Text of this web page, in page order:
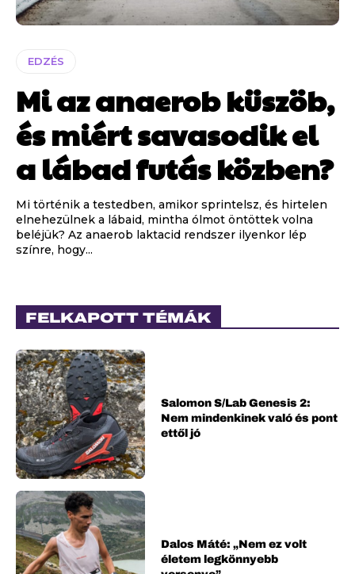
EDZÉS
Mi az anaerob küszöb,
és miért savasodik el
a lábad futás közben?
Mi történik a testedben, amikor sprintelsz, és hirtelen
elnehezülnek a lábaid, mintha ólmot öntöttek volna
beléjük? Az anaerob laktacid rendszer ilyenkor lép
színre, hogy...
FELKAPOTT TÉMÁK
Salomon S/Lab Genesis 2:
Nem mindenkinek való és pont
ettől jó
Dalos Máté: „Nem ez volt
életem legkönnyebb